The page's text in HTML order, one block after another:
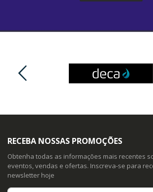
RECEBA NOSSAS PROMOÇÕES
Obtenha todas as informações mais recentes
eventos, vendas e ofertas. Inscreva-se para
newsletter hoje